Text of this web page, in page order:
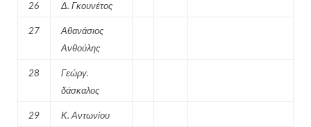
26 Δ. Γκουνέτος
27
Αθανάσιος
Ανθούλης
28
Γεώργ.
δάσκαλος
29 Κ. Αντωνίου